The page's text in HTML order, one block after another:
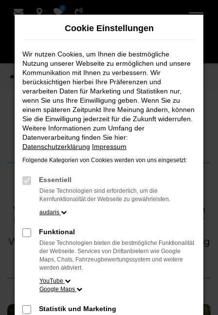
Zum
0
Startseite News Verhalten bei Wildunfällen
Verhalten bei Wildunfällen
So bleiben Sie sicher
11. April 2024
Wildunfälle passieren besonders in den
Monaten April und Mai, vor allem in der
Dämmerung und morgens.
Wie können Sie sich schützen und richtig
reagieren, wenn es doch passiert?
Cookie Einstellungen
Wir nutzen Cookies, um Ihnen die bestmögliche
Nutzung unserer Webseite zu ermöglichen und unsere
Kommunikation mit Ihnen zu verbessern. Wir
berücksichtigen hierbei Ihre Präferenzen und
verarbeiten Daten für Marketing und Statistiken nur,
wenn Sie uns Ihre Einwilligung geben. Wenn Sie zu
einem späteren Zeitpunkt Ihre Meinung ändern, können
Sie die Einwilligung jederzeit für die Zukunft widerrufen.
Weitere Informationen zum Umfang der
Datenverarbeitung finden Sie hier:
Datenschutzerklärung Impressum
Folgende Kategorien von Cookies werden von uns eingesetzt:
Essentiell
Diese Technologien sind erforderlich, um die
Kernfunktionalität der Webseite zu gewährleisten.
audaris
Funktional
Diese Technologien bieten die bestmögliche Funktionalität
der Webseite. Services von Drittanbietern wie Google
Maps, Chats, Fahrzeugbewertungssystem und weitere
werden aktiviert.
YouTube
Google Maps
Statistik und Marketing